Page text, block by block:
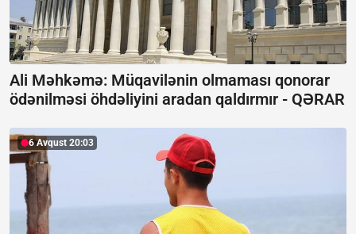
Ali Məhkəmə: Müqavilənin olmaması qonorar
ödənilməsi öhdəliyini aradan qaldırmır - QƏRAR
6 Avqust 20:03